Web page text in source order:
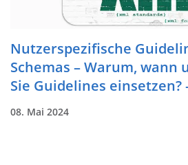
Nutzerspezifische
Schemas – Warum, wann
Sie Guidelines einsetzen?
08. Mai 2024